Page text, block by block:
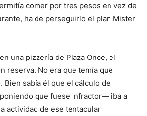
comer por tres pesos en vez de
ha de perseguirlo el plan Mister
una pizzería de Plaza Once, el
reserva. No era que temía que
Bien sabía él que el cálculo de
que fuese infractor— iba a
actividad de ese tentacular